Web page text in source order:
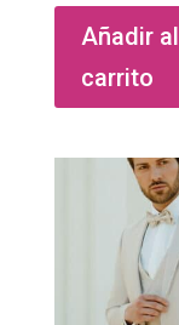
Añadir al
carrito